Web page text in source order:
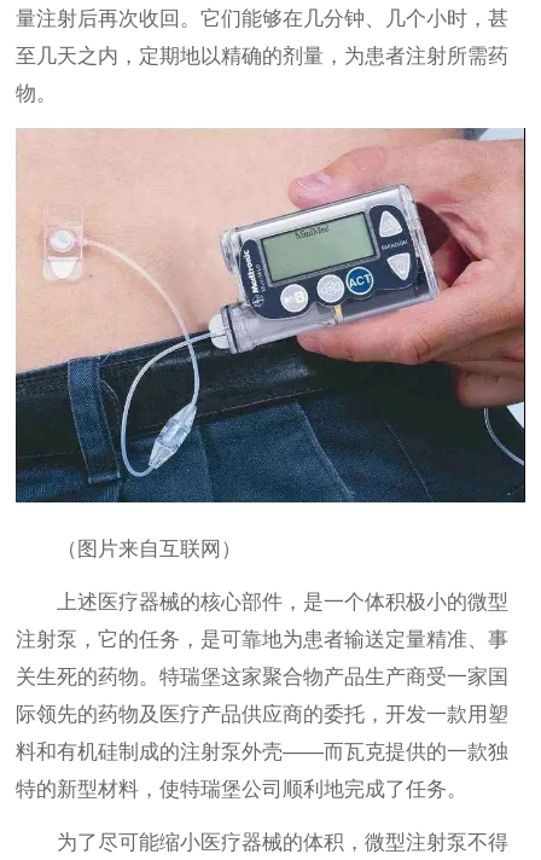
量注射后再次收回。它们能够在几分钟、几个小时，甚
至几天之内，定期地以精确的剂量，为患者注射所需药
物。
（图片来自互联网）
上述医疗器械的核心部件，是一个体积极小的微型
注射泵，它的任务，是可靠地为患者输送定量精准、事
关生死的药物。特瑞堡这家聚合物产品生产商受一家国
际领先的药物及医疗产品供应商的委托，开发一款用塑
料和有机硅制成的注射泵外壳——而瓦克提供的一款独
特的新型材料，使特瑞堡公司顺利地完成了任务。
为了尽可能缩小医疗器械的体积，微型注射泵不得